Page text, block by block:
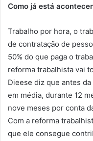
Como já está
Trabalho por hora, o
de contratação de
50% do que paga o
reforma trabalhista vai
Dieese diz que antes
em média, durante 12
nove meses por conta
Com a reforma
que ele consegue